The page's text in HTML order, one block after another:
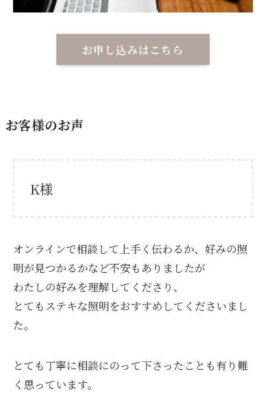
お申し込みはこちら
お客様のお声
K様
オンラインで相談して上手く伝わるか、好みの照
明が見つかるかなど不安もありましたが
わたしの好みを理解してくださり、
とてもステキな照明をおすすめしてくださいまし
た。
とても丁寧に相談にのって下さったことも有り難
く思っています。